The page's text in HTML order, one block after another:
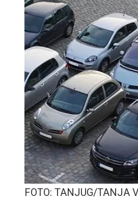
FOTO: TANJUG/TANJA